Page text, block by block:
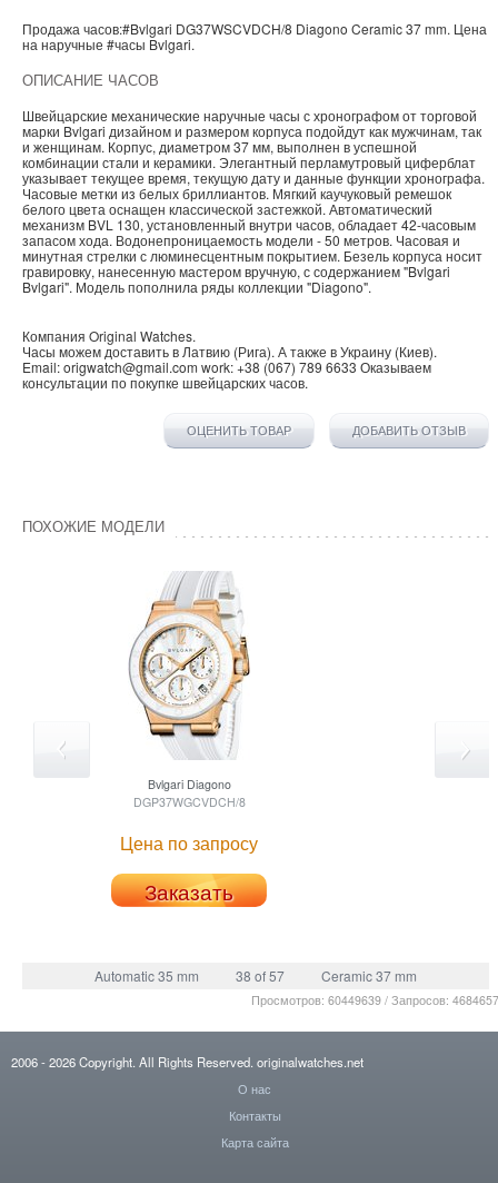
Продажа часов:#Bvlgari DG37WSCVDCH/8 Diagono Ceramic 37 mm. Цена
на наручные #часы Bvlgari.
ОПИСАНИЕ ЧАСОВ
Швейцарские механические наручные часы с хронографом от торговой
марки Bvlgari дизайном и размером корпуса подойдут как мужчинам, так
и женщинам. Корпус, диаметром 37 мм, выполнен в успешной
комбинации стали и керамики. Элегантный перламутровый циферблат
указывает текущее время, текущую дату и данные функции хронографа.
Часовые метки из белых бриллиантов. Мягкий каучуковый ремешок
белого цвета оснащен классической застежкой. Автоматический
механизм BVL 130, установленный внутри часов, обладает 42-часовым
запасом хода. Водонепроницаемость модели - 50 метров. Часовая и
минутная стрелки с люминесцентным покрытием. Безель корпуса носит
гравировку, нанесенную мастером вручную, с содержанием "Bvlgari
Bvlgari". Модель пополнила ряды коллекции "Diagono".
Компания Original Watches.
Часы можем доставить в Латвию (Рига). А также вУкраину (Киев).
Email:origwatch@gmail.com work:+38 (067) 789 6633 Оказываем
консультации по покупке швейцарских часов.
ОЦЕНИТЬ ТОВАР ДОБАВИТЬ ОТЗЫВ
ПОХОЖИЕ МОДЕЛИ
BvlgariDiagono
DGP37WGCVDCH/8
Цена по запросу
Заказать
Automatic 35 mm 38 of 57 Ceramic 37 mm
Просмотров: 60449639 / Запросов:
2006- 2026Copyright. All Rights Reserved. originalwatches.net
О нас
Контакты
Карта сайта